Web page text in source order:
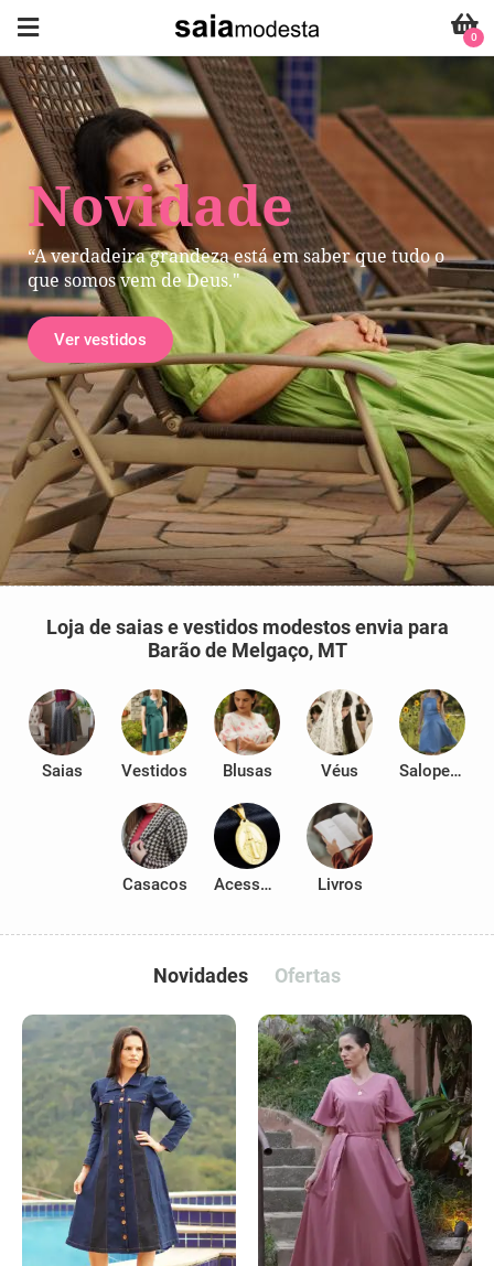
Novidade
“A verdadeira grandeza está em saber que tudo o
que somos vem de Deus."
Ver vestidos
0
Loja de saias e vestidos modestos envia para
Barão de Melgaço, MT
Saias Vestidos Blusas Véus Salopetes
Casacos Acessórios Livros
Novidades Ofertas